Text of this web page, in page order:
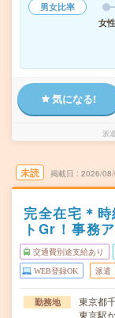
男女比率
女性
気になる!
派
未読 掲載日 2026/
完全在宅＊
トGr！事務
交通費別途支給あり
WEB登録OK 派遣
勤務地
東京都
東京駅